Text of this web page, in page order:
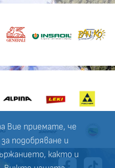
Вие приемате, че
подобряване и
както и